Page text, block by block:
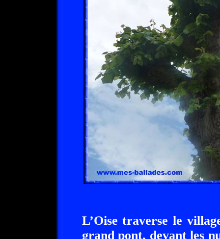
L’Oise traverse le
grand pont, devant les